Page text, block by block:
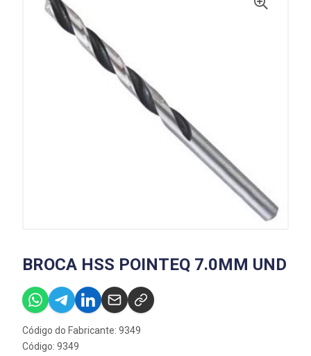
BROCA HSS POINTEQ 7.0MM UND
Código do Fabricante: 9349
Código: 9349